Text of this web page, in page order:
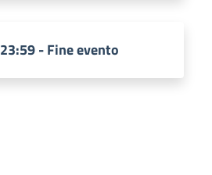
23:59 - Fine evento